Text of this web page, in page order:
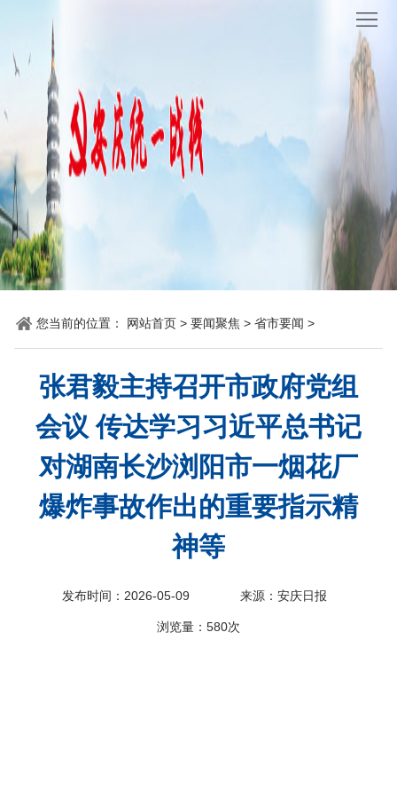
站
要
焦
时
讯
地
动
态
机
关
党
他
山
理
您当前的位置： 网站首页 > 要闻聚焦 > 省市要闻 >
张君毅主持召开市政府党组
会议 传达学习习近平总书记
对湖南长沙浏阳市一烟花厂
爆炸事故作出的重要指示精
神等
发布时间：2026-05-09 来源：安庆日报
浏览量： 580次